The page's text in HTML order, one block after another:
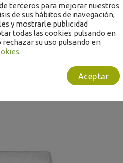
interesar
terceros para mejorar nuestros
de sus hábitos de navegación,
y mostrarle publicidad
todas las cookies pulsando en
su uso pulsando en
.
Aceptar